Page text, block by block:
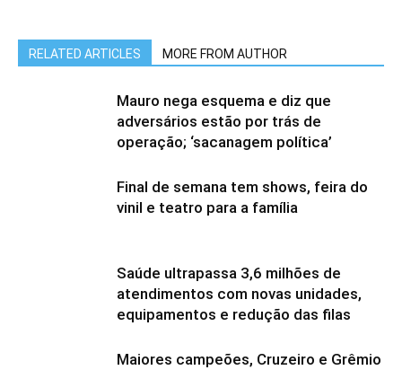
RELATED ARTICLES MORE FROM AUTHOR
Mauro nega esquema e diz que
adversários estão por trás de
operação; ‘sacanagem política’
Final de semana tem shows, feira do
vinil e teatro para a família
Saúde ultrapassa 3,6 milhões de
atendimentos com novas unidades,
equipamentos e redução das filas
Maiores campeões, Cruzeiro e Grêmio